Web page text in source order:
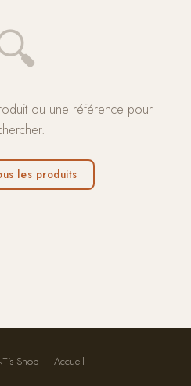
ou une référence pour
les produits
Shop — Accueil